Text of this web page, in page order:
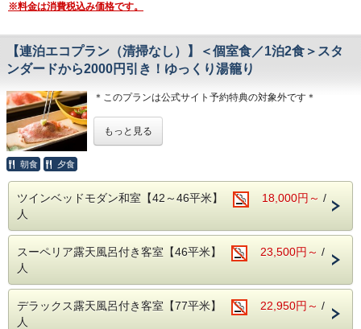
「国清汁」
「ちょっとずつを沢山」お召し上がりいただく和定食です。
◆お子様の夕食についてのご注意事項
・小学生低学年・幼児 お子様定食
予約をお勧めします
【温泉】
富士山と狩野川を臨む男女別大浴場と、景色は望めません
さい。
※料金は消費税込み価格です。
【連泊エコプラン（清掃なし）】＜個室食／1泊2食＞スタ
ンダードから2000円引き！ゆっくり湯籠り
＊このプランは公式サイト予約特典の対象外です＊
ンダードから2000円引き！ゆっくり湯籠り
・滞在中の清掃、タオルの交換もございません。
・アメニティなどの交換はフロントにて承ります。
・お手間をかける分おひとり様2000円お値引きとさせてい
またご滞在中、快適に過ごすことがでるよう、HANA Style
のおもてなしもご用意しております。
もっと見る
朝食 夕食
ツインベッドモダン和室【42～46平米】 18,000円～ /
人
スーペリア露天風呂付き客室【46平米】 23,500円～ /
人
デラックス露天風呂付き客室【77平米】 22,950円～ /
人